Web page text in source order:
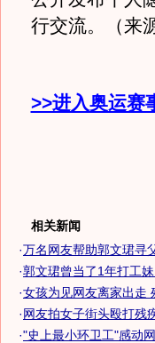
行交流。（来
>>进入奥运赛
相关新闻
·万名网友帮助郭文珺寻
·郭文珺曾当了1年打工
·女孩为见网友离家出走
·网友拍女子街头殴打残
·"史上最小环卫工"感动